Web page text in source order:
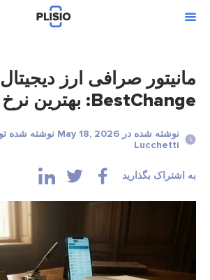
مانیتور صرافی ارز دیجیتال
BestChange: بهترین نرخ را پیدا کنید
Lucchetti
به اشتراک بگذارید